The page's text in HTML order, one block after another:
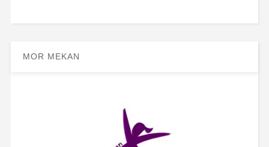
MOR MEKAN